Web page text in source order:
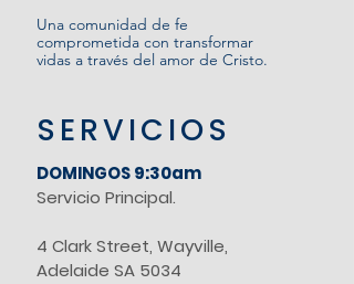
Una comunidad de fe
comprometida con transformar
vidas a través del amor de Cristo.
SERVICIOS
DOMINGOS 9:30am
Servicio Principal.
4 Clark Street, Wayville,
Adelaide SA 5034